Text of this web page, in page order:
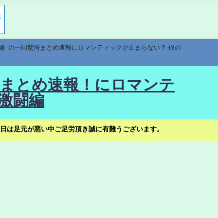
の一同驚愕まとめ速報にロマンティックが止まらない？-僕の
とめ速報！にロマンテ
闘編
足元が悪い中ご足労頂き誠に有難うございます。